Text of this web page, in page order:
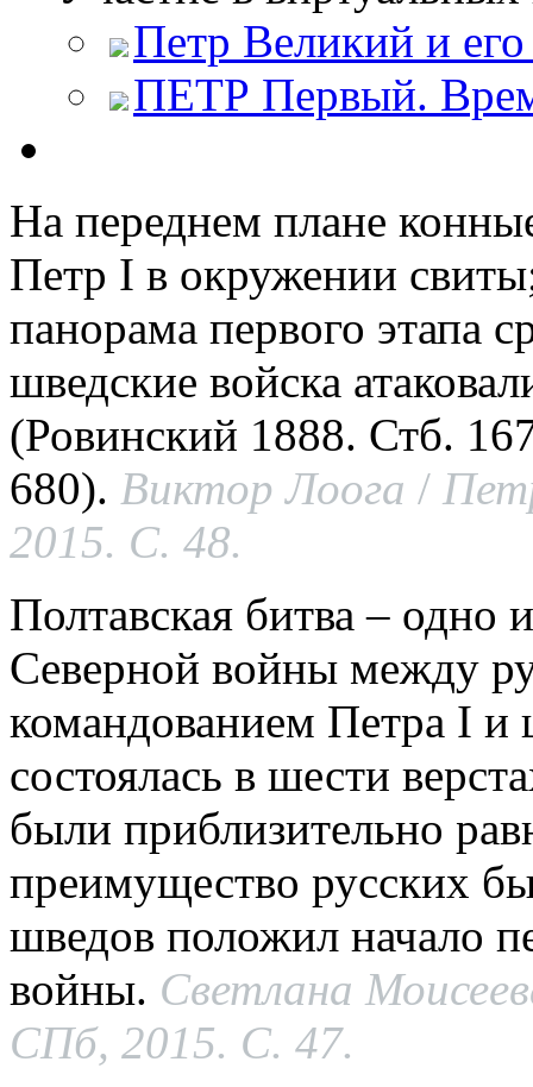
Петр Великий и
ПЕТР Первый.
На переднем плане
Петр I в окружении
панорама первого этапа
шведские войска
(Ровинский 1888. Стб.
680). Виктор Лоога /
2015. С. 48.
Полтавская битва –
Северной войны между
командованием Петра I
состоялась в шести
были приблизительно
преимущество русских
шведов положил начало
войны. Светлана
СПб, 2015. С. 47.